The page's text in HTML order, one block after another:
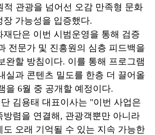
적 관광을 넘어선 오감 만족형 문화
장 가능성을 입증했다.
재단은 이번 시범운영을 통해 검증
전문가 및 진흥원의 심층 피드백을
완할 방침이다. 이를 통해 프로그램
실과 콘텐츠 밀도를 한층 더 끌어올
을 6월 중 공개할 예정이다.
김용태 대표이사는 "이번 사업은
방렴을 연결해, 관광객뿐만 아니라
도 오래 기억될 수 있는 지속 가능한